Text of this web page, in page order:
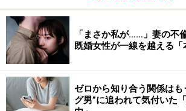
「まさか私が……」妻の不
既婚女性が一線を越える「
ゼロから知り合う関係はも
グ男”に追われて気付いた